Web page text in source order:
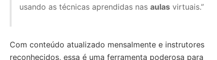
usando as técnicas aprendidas nas aulas virtuais.”
Com conteúdo atualizado mensalmente e instrutores
reconhecidos, essa é uma ferramenta poderosa para